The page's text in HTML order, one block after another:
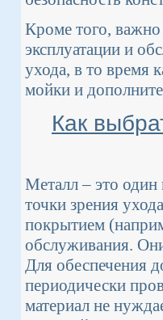
Кроме того, важно
эксплуатации и
ухода, в то время
мойки и
Как
Металл – это один
точки зрения
покрытием
обслуживания.
Для обеспечения
периодически
материал не